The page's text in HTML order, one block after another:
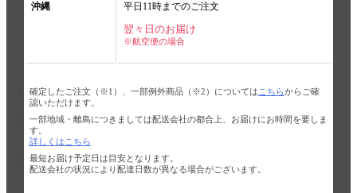
沖縄 平日11時までのご注文
翌々日のお届け
※航空便の場合
確定したご注文（※1）、一部例外商品（※2）については こちらからご確
認いただけます。
一部地域・離島につきましては配送会社の都合上、お届けにお時間を要しま
す。
詳しくはこちら
最短お届け予定日は目安となります。
配送会社の状況により配達日数が異なる場合がございます。